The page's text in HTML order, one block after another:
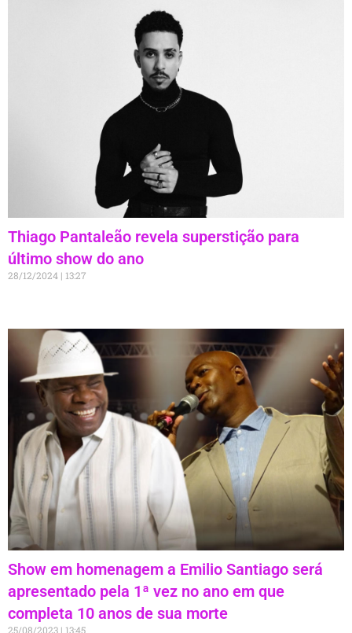
Thiago Pantaleão revela superstição para
último show do ano
28/12/2024 13:27
Show em homenagem a Emilio Santiago será
apresentado pela 1ª vez no ano em que
completa 10 anos de sua morte
25/08/2023 13:45